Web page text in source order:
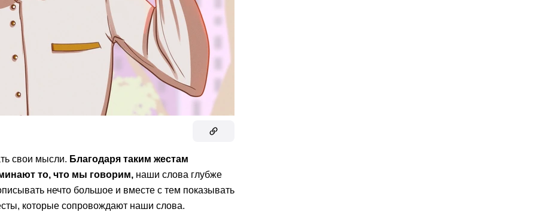
свои мысли. Благодаря таким жестам
то, что мы говорим, наши слова глубже
нечто большое и вместе с тем показывать
которые сопровождают наши слова.